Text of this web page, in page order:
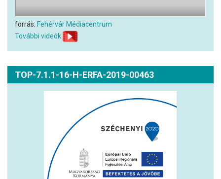
forrás: Fehérvár Médiacentrum
További videók
TOP-7.1.1-16-H-ERFA-2019-00463